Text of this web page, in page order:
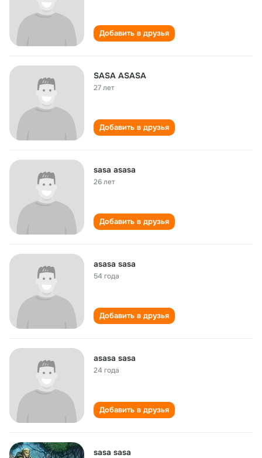
Добавить в друзья
SASA ASASA
27 лет
Добавить в друзья
sasa asasa
26 лет
Добавить в друзья
asasa sasa
54 года
Добавить в друзья
asasa sasa
24 года
Добавить в друзья
sasa sasa